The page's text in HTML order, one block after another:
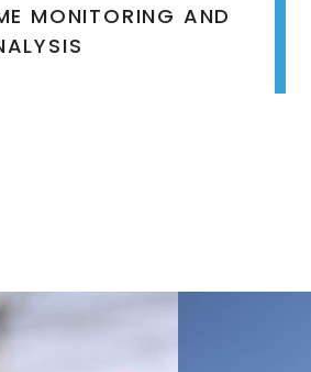
MONITORING AND